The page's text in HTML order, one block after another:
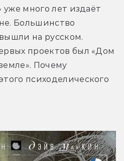
уже много лет издаёт
Большинство
на русском.
проектов был «Дом
Почему
психоделического